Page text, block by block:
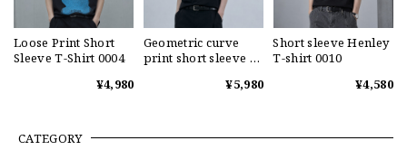
Loose Print Short
Sleeve T-Shirt 0004
¥4,980
Geometric curve
print short sleeve T-
¥5,980
Short sleeve Henley
T-shirt 0010
¥4,580
CATEGORY